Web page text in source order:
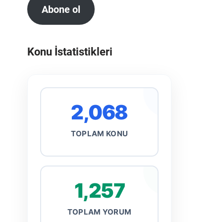
Abone ol
Konu İstatistikleri
2,068
TOPLAM KONU
1,257
TOPLAM YORUM